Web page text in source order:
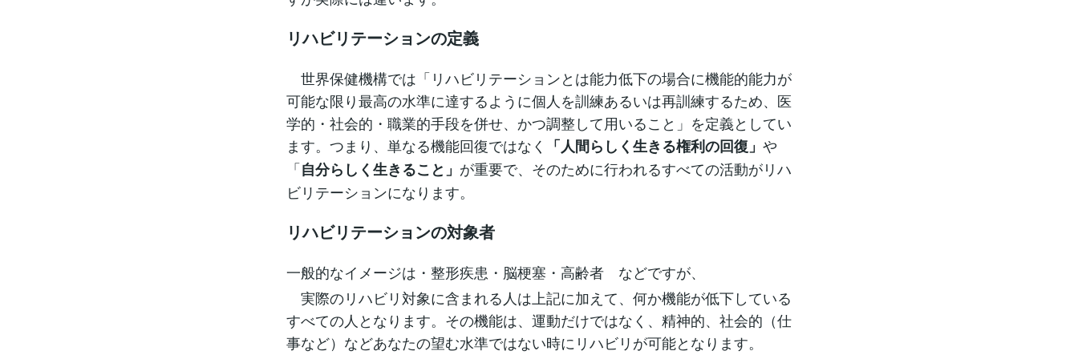
リハビリテーションの定義
世界保健機構では「リハビリテーションとは能力低下の場合に機能的能力が
可能な限り最高の水準に達するように個人を訓練あるいは再訓練するため、医
学的・社会的・職業的手段を併せ、かつ調整して用いること」を定義としてい
ます。つまり、単なる機能回復ではなく
「人間らしく生きる権利の回復」 や
「自分らしく生きること」 が重要で、そのために行われるすべての活動がリハ
ビリテーションになります。
リハビリテーションの対象者
一般的なイメージは・整形疾患・脳梗塞・高齢者 などですが、
実際のリハビリ対象に含まれる人は上記に加えて、何か機能が低下している
すべての人となります。その機能は、運動だけではなく、精神的、社会的（仕
事など）などあなたの望む水準ではない時にリハビリが可能となります。